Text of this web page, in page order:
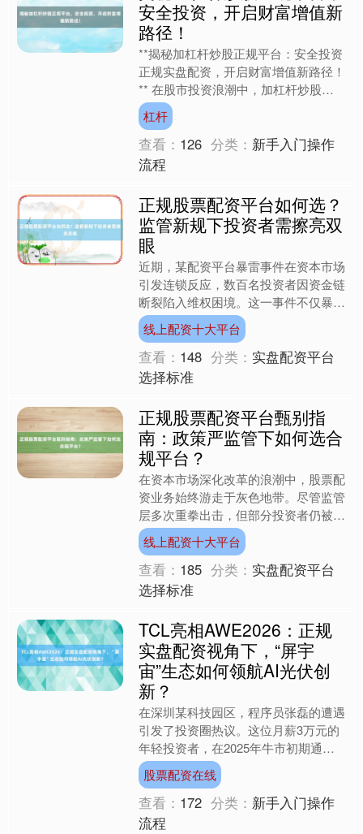
安全投资，开启财富增值新
路径！
**揭秘加杠杆炒股正规平台：安全投资
正规实盘配资，开启财富增值新路径！
** 在股市投资浪潮中，加杠杆炒股因
其以小博大的特性，成为众多投资者追
求高收益的利器。然而....
杠杆
查看： 126 分类： 新手入门操作
流程
正规股票配资平台如何选？
监管新规下投资者需擦亮双
眼
近期，某配资平台暴雷事件在资本市场
引发连锁反应，数百名投资者因资金链
断裂陷入维权困境。这一事件不仅暴露
出行业野蛮生长的隐患，更折射出监管
框架迭代下市场生态的深刻....
线上配资十大平台
查看： 148 分类： 实盘配资平台
选择标准
正规股票配资平台甄别指
南：政策严监管下如何选合
规平台？
在资本市场深化改革的浪潮中，股票配
资业务始终游走于灰色地带。尽管监管
层多次重拳出击，但部分投资者仍被杠
杆诱惑所吸引，使得合规平台甄别成为
市场关注的焦点。政策严监....
线上配资十大平台
查看： 185 分类： 实盘配资平台
选择标准
TCL亮相AWE2026：正规
实盘配资视角下，“屏宇
宙”生态如何领航AI光伏创
新？
在深圳某科技园区，程序员张磊的遭遇
引发了投资圈热议。这位月薪3万元的
年轻投资者，在2025年牛市初期通过
某线上股票配资平台将50万元本金放
大至250万元股票配资....
股票配资在线
查看： 172 分类： 新手入门操作
流程